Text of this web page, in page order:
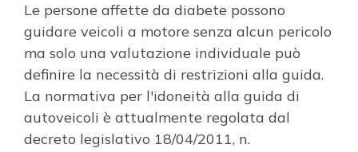
Le persone affette da diabete possono
guidare veicoli a motore senza alcun pericolo
ma solo una valutazione individuale può
definire la necessità di restrizioni alla guida.
La normativa per l'idoneità alla guida di
autoveicoli è attualmente regolata dal
decreto legislativo 18/04/2011, n.